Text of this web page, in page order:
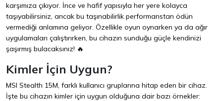
karşımıza çıkıyor. İnce ve hafif yapısıyla her yere kolayca
taşıyabilirsiniz, ancak bu taşınabilirlik performanstan ödün
vermediği anlamına geliyor. Özellikle oyun oynarken ya da ağır
uygulamaları çalıştırırken, bu cihazın sunduğu güçle kendinizi
şaşırmış bulacaksınız! 🔥
Kimler İçin Uygun?
MSI Stealth 15M, farklı kullanıcı gruplarına hitap eden bir cihaz.
İşte bu cihazın kimler için uygun olduğuna dair bazı örnekler: